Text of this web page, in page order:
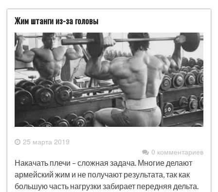
Жим штанги из-за головы
25 марта 2019
0 комментариев
Накачать плечи – сложная задача. Многие делают
армейский жим и не получают результата, так как
большую часть нагрузки забирает передняя дельта.